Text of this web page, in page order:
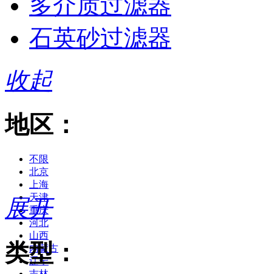
石英砂过滤器
收起
地区：
不限
北京
上海
天津
重庆
河北
山西
内蒙古
辽宁
展开
类型：